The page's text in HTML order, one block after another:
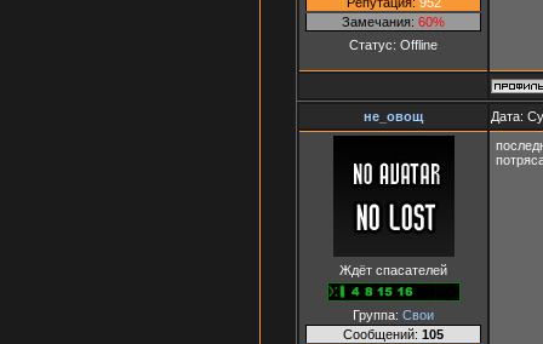
Замечания: 60%
Статус: Offline
не_овощ Дата:
Ждёт спасателей
Группа: Свои
Сообщений: 105